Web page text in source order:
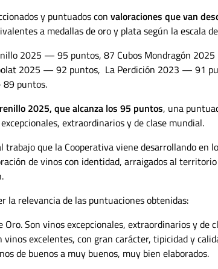
y puntuados con valoraciones que van
a medallas de oro y plata según la escala
2025 — 95 puntos, 87 Cubos Mondragón
2025 — 92 puntos, La Perdición 2023 — 91
puntos.
2025, que alcanza los 95 puntos, una
extraordinarios y de clase mundial.
que la Cooperativa viene desarrollando en
de vinos con identidad, arraigados al
la relevancia de las puntuaciones obtenidas:
Oro. Son vinos excepcionales, extraordinarios y de
excelentes, con gran carácter, tipicidad y
de buenos a muy buenos, muy bien elaborados.